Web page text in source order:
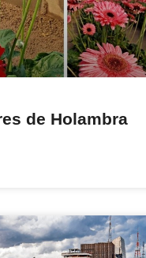
de Holambra